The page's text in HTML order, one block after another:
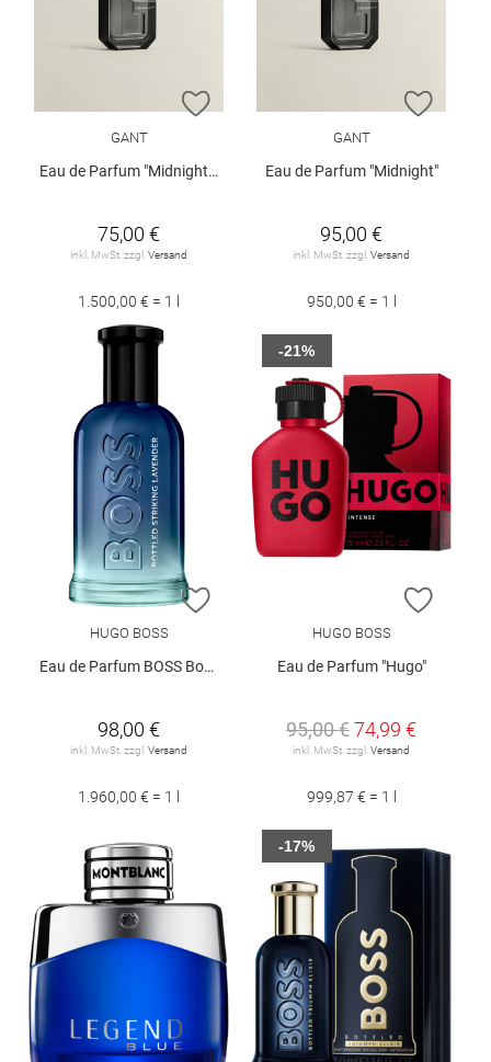
ZUR WUNSCHLISTE HINZUFÜGEN
GANT
Eau de Parfum "Midnight", 50 ml
75,00 €
inkl. MwSt. zzgl. Versand
1.500,00 € = 1 l
ZUR
GANT
Eau de Parfum "Midnight"
95,00 €
inkl. MwSt. zzgl. Versand
950,00 € = 1 l
ZUR WUNSCHLISTE HINZUFÜGEN
HUGO BOSS
Eau de Parfum BOSS Bottled Striking Lavender 50 ml
98,00 €
inkl. MwSt. zzgl.Versand
1.960,00 € = 1 l
ZUR
HUGO BOSS
Eau de Parfum "Hugo"
95,00 €74,99 €
inkl. MwSt. zzgl.Versand
999,87 € = 1 l
-21%
-17%